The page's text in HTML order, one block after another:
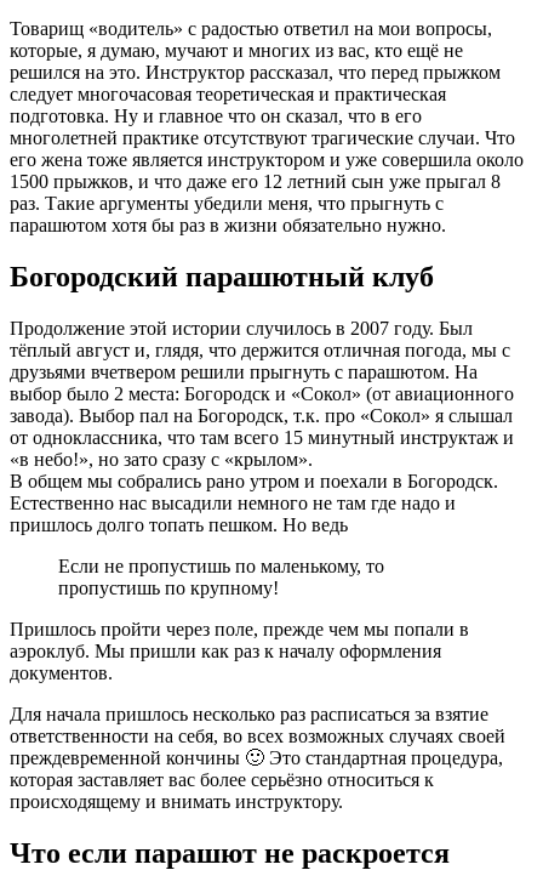
Товарищ «водитель» с радостью ответил на мои вопросы,
которые, я думаю, мучают и многих из вас, кто ещё не
решился на это. Инструктор рассказал, что перед прыжком
следует многочасовая теоретическая и практическая
подготовка. Ну и главное что он сказал, что в его
многолетней практике отсутствуют трагические случаи. Что
его жена тоже является инструктором и уже совершила около
1500 прыжков, и что даже его 12 летний сын уже прыгал 8
раз. Такие аргументы убедили меня, что прыгнуть с
парашютом хотя бы раз в жизни обязательно нужно.
Богородский парашютный клуб
Продолжение этой истории случилось в 2007 году. Был
тёплый август и, глядя, что держится отличная погода, мы с
друзьями вчетвером решили прыгнуть с парашютом. На
выбор было 2 места: Богородск и «Сокол» (от авиационного
завода). Выбор пал на Богородск, т.к. про «Сокол» я слышал
от одноклассника, что там всего 15 минутный инструктаж и
«в небо!», но зато сразу с «крылом».
В общем мы собрались рано утром и поехали в Богородск.
Естественно нас высадили немного не там где надо и
пришлось долго топать пешком. Но ведь
Если не пропустишь по маленькому, то
пропустишь по крупному!
Пришлось пройти через поле, прежде чем мы попали в
аэроклуб. Мы пришли как раз к началу оформления
документов.
Для начала пришлось несколько раз расписаться за взятие
ответственности на себя, во всех возможных случаях своей
преждевременной кончины 🙂 Это стандартная процедура,
которая заставляет вас более серьёзно относиться к
происходящему и внимать инструктору.
Что если парашют не раскроется